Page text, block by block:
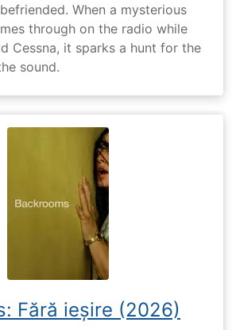
When a mysterious
through on the radio while
Cessna, it sparks a hunt for the
sound.
Fără ieșire (2026)